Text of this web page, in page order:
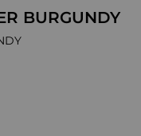
BURGUNDY